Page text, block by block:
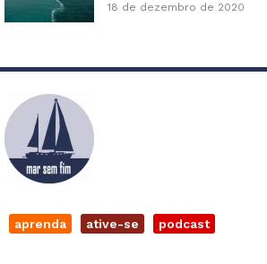
18 de dezembro de 2020
aprenda ative-se podcast